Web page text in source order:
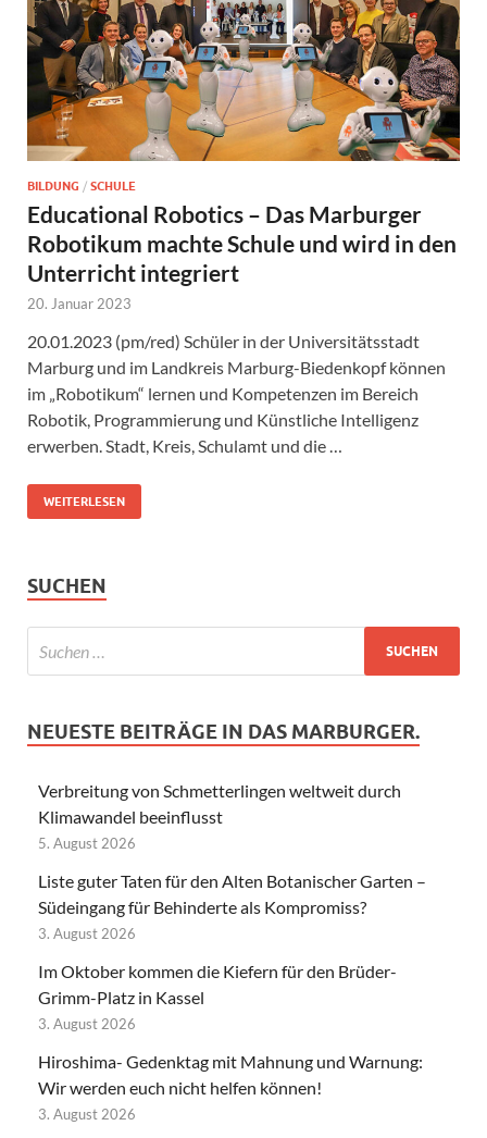
BILDUNG / SCHULE
Educational Robotics – Das Marburger
Robotikum machte Schule und wird in den
Unterricht integriert
20. Januar 2023
20.01.2023 (pm/red) Schüler in der Universitätsstadt
Marburg und im Landkreis Marburg-Biedenkopf können
im „Robotikum“ lernen und Kompetenzen im Bereich
Robotik, Programmierung und Künstliche Intelligenz
erwerben. Stadt, Kreis, Schulamt und die …
WEITERLESEN
SUCHEN
NEUESTE BEITRÄGE IN DAS MARBURGER.
Verbreitung von Schmetterlingen weltweit durch
Klimawandel beeinflusst
5. August 2026
Liste guter Taten für den Alten Botanischer Garten –
Südeingang für Behinderte als Kompromiss?
3. August 2026
Im Oktober kommen die Kiefern für den Brüder-
Grimm-Platz in Kassel
3. August 2026
Hiroshima- Gedenktag mit Mahnung und Warnung:
Wir werden euch nicht helfen können!
3. August 2026